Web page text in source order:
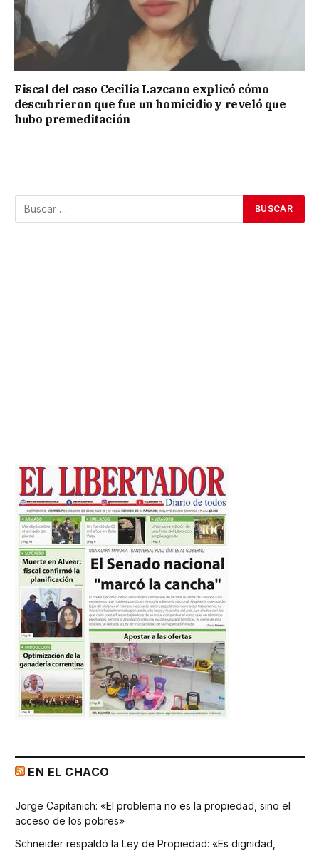
Fiscal del caso Cecilia Lazcano explicó cómo
descubrieron que fue un homicidio y reveló que
hubo premeditación
EN EL CHACO
Jorge Capitanich: «El problema no es la propiedad, sino el
acceso de los pobres»
Schneider respaldó la Ley de Propiedad: «Es dignidad,